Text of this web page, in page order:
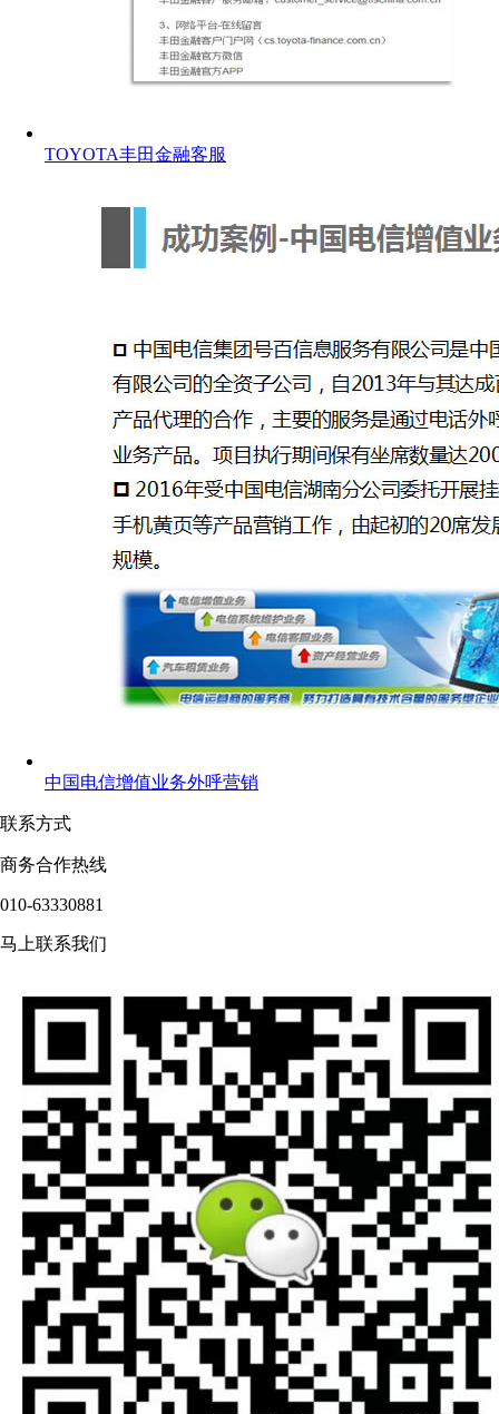
TOYOTA丰田金融客服
中国电信增值业务外呼营销
联系方式
商务合作热线
010-63330881
马上联系我们